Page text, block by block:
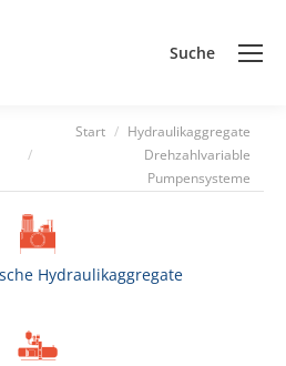
Search:
Suche
Sie sind hier:
Start
Hydraulikaggregate
Drehzahlvariable
Pumpensysteme
Hydraulikaggregate